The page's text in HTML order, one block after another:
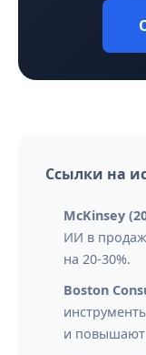
Ссылки на
McKinsey
ИИ в
на 20-30%.
Boston
и повышают